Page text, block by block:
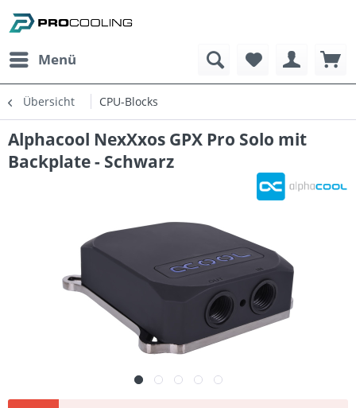
Menü
Übersicht CPU-Blocks
Alphacool NexXxos GPX Pro Solo mit
Backplate - Schwarz